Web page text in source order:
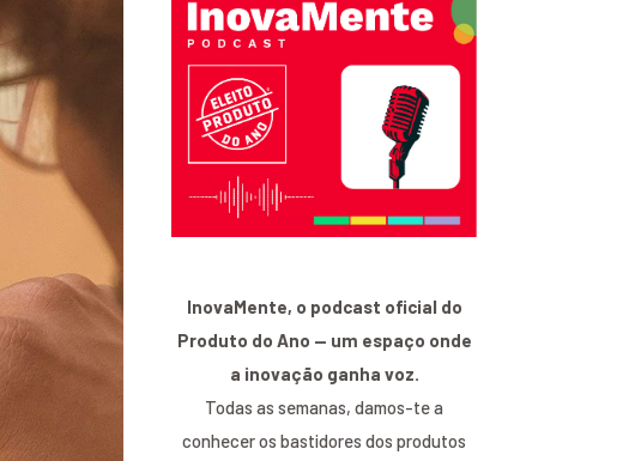
InovaMente, o podcast oficial do
Produto do Ano — um espaço onde
a inovação ganha voz.
Todas as semanas, damos-te a
conhecer os bastidores dos produtos